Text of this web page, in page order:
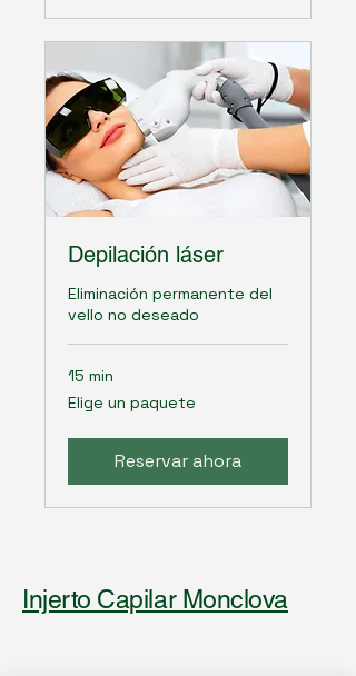
Depilación láser
Eliminación permanente del
vello no deseado
15 min
Elige
un
Elige un paquete
Reservar ahora
Injerto Capilar Monclova